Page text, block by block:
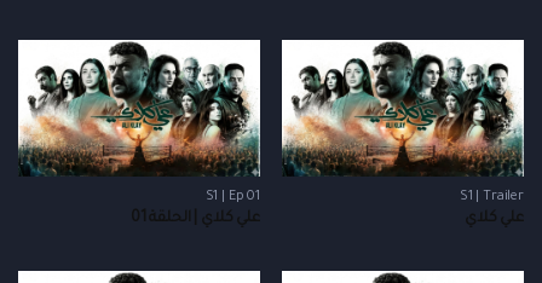
S1 | Trailer
علي كلاي
S1 | Ep 01
علي كلاي | الحلقة 01